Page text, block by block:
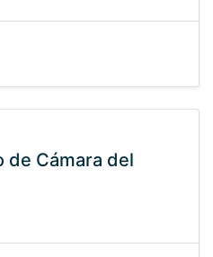
de Cámara del